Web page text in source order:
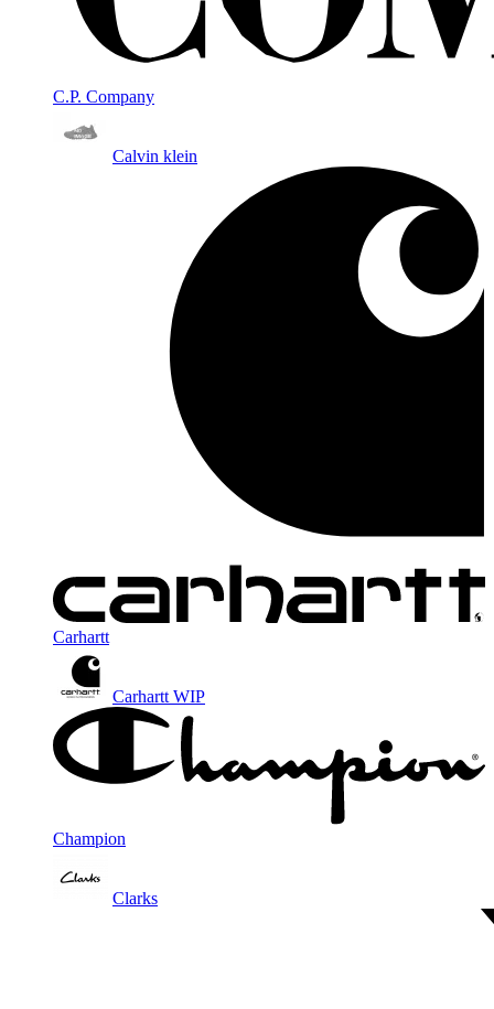
C.P. Company
Calvin klein
Carhartt
Carhartt WIP
Champion
Clarks